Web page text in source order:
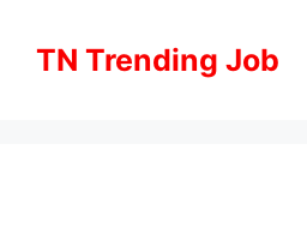
contentTN Trending Job